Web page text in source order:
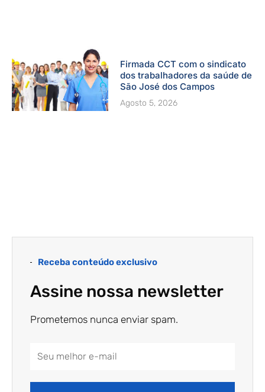
Firmada CCT com o sindicato
dos trabalhadores da saúde de
São José dos Campos
Agosto 5, 2026
Receba conteúdo exclusivo
Assine nossa newsletter
Prometemos nunca enviar spam.
Email